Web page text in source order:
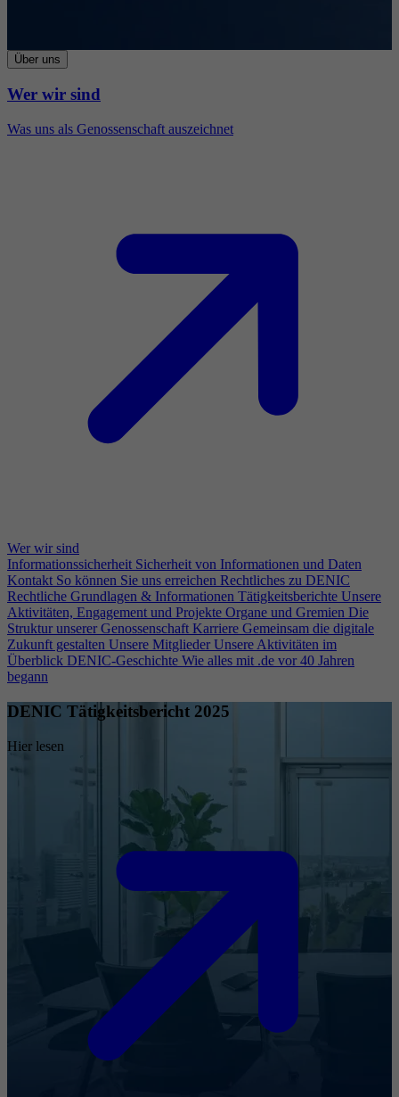
Über uns
Wer wir sind
Was uns als Genossenschaft auszeichnet
Wer wir sind
Informationssicherheit Sicherheit von Informationen und Daten
Kontakt So können Sie uns erreichen Rechtliches zu DENIC
Rechtliche Grundlagen & Informationen Tätigkeitsberichte Unsere
Aktivitäten, Engagement und Projekte Organe und Gremien Die
Struktur unserer Genossenschaft Karriere Gemeinsam die digitale
Zukunft gestalten Unsere Mitglieder Unsere Aktivitäten im
Überblick DENIC-Geschichte Wie alles mit .de vor 40 Jahren
begann
DENIC Tätigkeitsbericht 2025
Hier lesen